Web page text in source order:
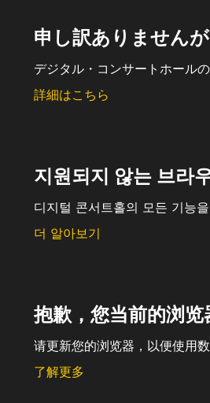
申し訳ありません
デジタル・コンサートホール
詳細はこちら
지원되지 않는 브라
디지털 콘서트홀의 모든 기능
더 알아보기
抱歉，您当前的浏览
请更新您的浏览器，以便使用
了解更多